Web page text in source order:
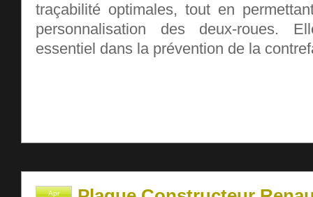
traçabilité optimales, tout en
personnalisation des deux-roues.
essentiel dans la prévention de la
Apr